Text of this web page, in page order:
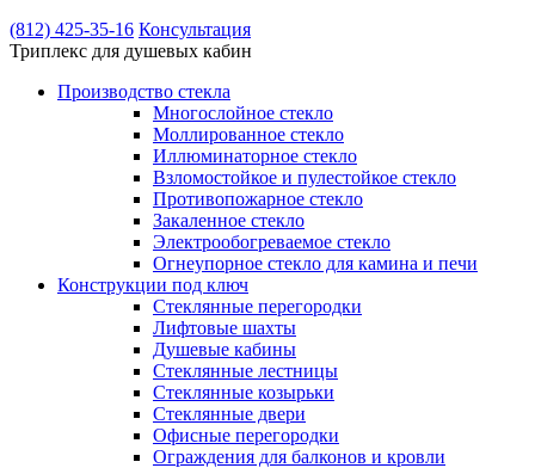
(812) 425-35-16 Консультация
Триплекс для душевых кабин
Производство стекла
Многослойное стекло
Моллированное стекло
Иллюминаторное стекло
Взломостойкое и пулестойкое стекло
Противопожарное стекло
Закаленное стекло
Электрообогреваемое стекло
Огнеупорное стекло для камина и печи
Конструкции под ключ
Стеклянные перегородки
Лифтовые шахты
Душевые кабины
Cтеклянные лестницы
Cтеклянные козырьки
Cтеклянные двери
Офисные перегородки
Ограждения для балконов и кровли